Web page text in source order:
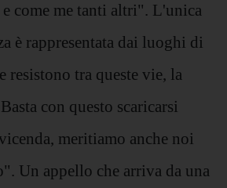
e come me tanti altri". L'unica
è rappresentata dai luoghi di
resistono tra queste vie, la
con questo scaricarsi
meritiamo anche noi
Un appello che arriva da una